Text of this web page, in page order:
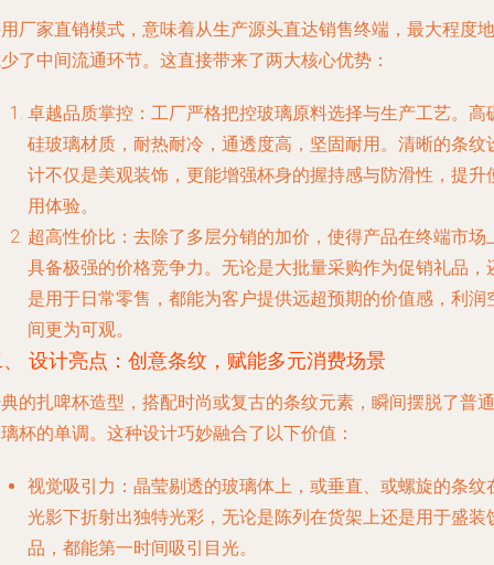
厂家直销模式，意味着从生产源头直达销售终端，最大程度地
了中间流通环节。这直接带来了两大核心优势：
卓越品质掌控 ：工厂严格把控玻璃原料选择与生产工艺。高
硅玻璃材质，耐热耐冷，通透度高，坚固耐用。清晰的条纹
计不仅是美观装饰，更能增强杯身的握持感与防滑性，提升
用体验。
超高性价比 ：去除了多层分销的加价，使得产品在终端市场
具备极强的价格竞争力。无论是大批量采购作为促销礼品，
是用于日常零售，都能为客户提供远超预期的价值感，利润
间更为可观。
设计亮点：创意条纹，赋能多元消费场景
的扎啤杯造型，搭配时尚或复古的条纹元素，瞬间摆脱了普通
杯的单调。这种设计巧妙融合了以下价值：
视觉吸引力 ：晶莹剔透的玻璃体上，或垂直、或螺旋的条纹
光影下折射出独特光彩，无论是陈列在货架上还是用于盛装
品，都能第一时间吸引目光。